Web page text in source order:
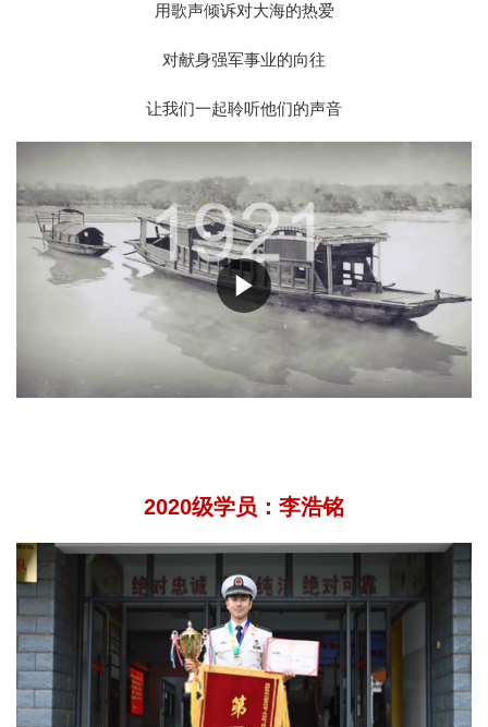
用歌声倾诉对大海的热爱
对献身强军事业的向往
让我们一起聆听他们的声音
2020级学员： 李浩铭